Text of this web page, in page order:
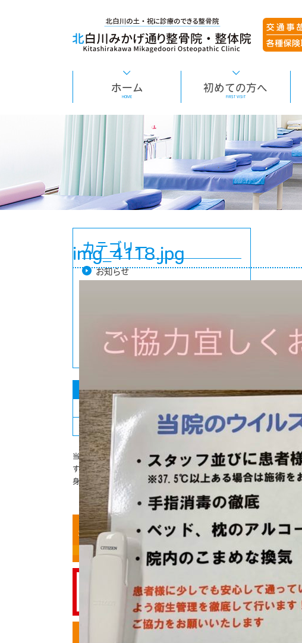
ホーム
HOME
初めての方へ
FIRST VISIT
img_4118.jpg
カテゴリー
お知らせ
症状
診療時間 月 火 水 木 金 土 日
9:00-12:30
16:30-20:30 ● ● ● ● ● ● -
当院は患者様に合わせ休診日を日曜日だけにしていま
す。午後も20:30までの診療となっております。様々な
身体の不調や急な痛みなどにも対応いたします。